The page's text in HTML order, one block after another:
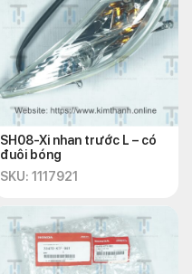
SH08-Xi nhan trước L – có
đuôi bóng
SKU: 1117921